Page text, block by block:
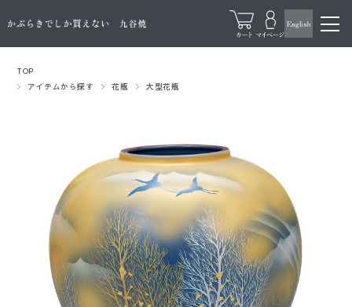
TOP
アイテムから探す
花瓶 大型花瓶